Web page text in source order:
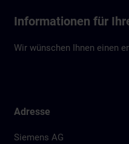
Informationen für
Wir wünschen Ihnen einen
Adresse
Siemens AG